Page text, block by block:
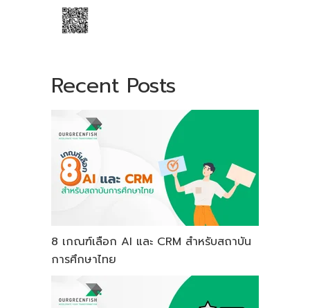
Recent Posts
8 เกณฑ์เลือก AI และ CRM สำหรับสถาบัน
การศึกษาไทย